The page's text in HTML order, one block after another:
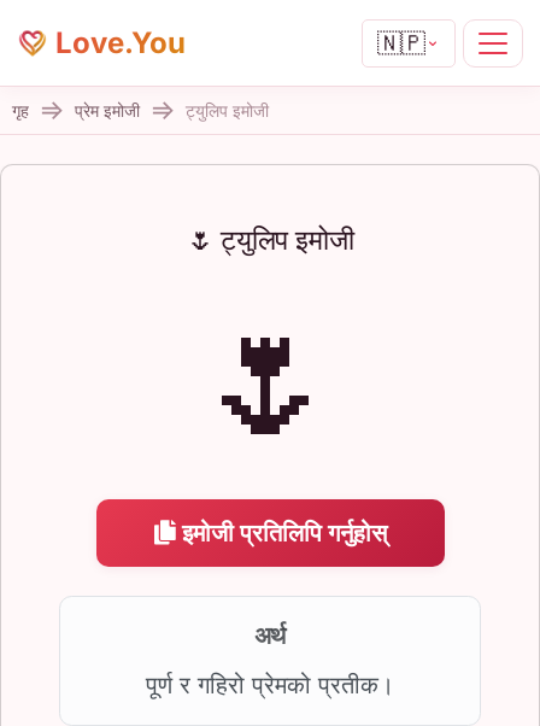
Love.You 🇳🇵
गृह प्रेम इमोजी ट्युलिप इमोजी
🌷 ट्युलिप इमोजी
🌷
इमोजी प्रतिलिपि गर्नुहोस्
अर्थ
पूर्ण र गहिरो प्रेमको प्रतीक।